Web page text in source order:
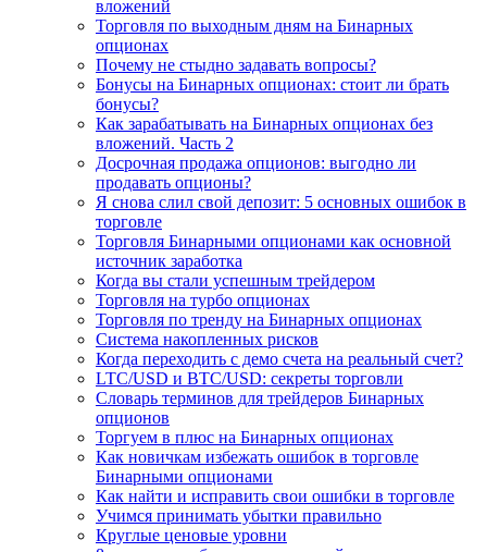
вложений
Торговля по выходным дням на Бинарных
опционах
Почему не стыдно задавать вопросы?
Бонусы на Бинарных опционах: стоит ли брать
бонусы?
Как зарабатывать на Бинарных опционах без
вложений. Часть 2
Досрочная продажа опционов: выгодно ли
продавать опционы?
Я снова слил свой депозит: 5 основных ошибок в
торговле
Торговля Бинарными опционами как основной
источник заработка
Когда вы стали успешным трейдером
Торговля на турбо опционах
Торговля по тренду на Бинарных опционах
Система накопленных рисков
Когда переходить с демо счета на реальный счет?
LTC/USD и BTC/USD: секреты торговли
Словарь терминов для трейдеров Бинарных
опционов
Торгуем в плюс на Бинарных опционах
Как новичкам избежать ошибок в торговле
Бинарными опционами
Как найти и исправить свои ошибки в торговле
Учимся принимать убытки правильно
Круглые ценовые уровни